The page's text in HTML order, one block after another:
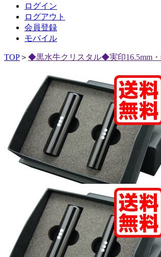
ログイン
ログアウト
会員登録
モバイル
TOP ＞ ◆黒水牛クリスタル◆実印16.5mm・